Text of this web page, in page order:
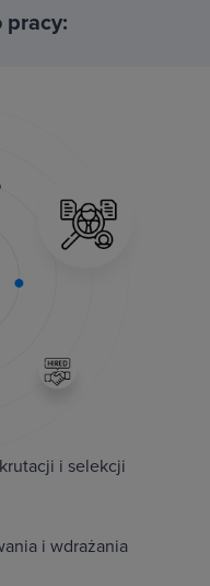
pracy:
i selekcji
i wdrażania